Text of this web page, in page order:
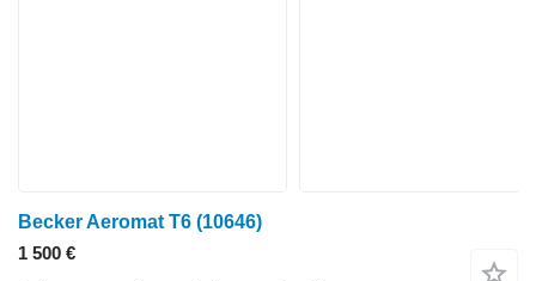
Becker Aeromat T6 (10646)
1 500 €